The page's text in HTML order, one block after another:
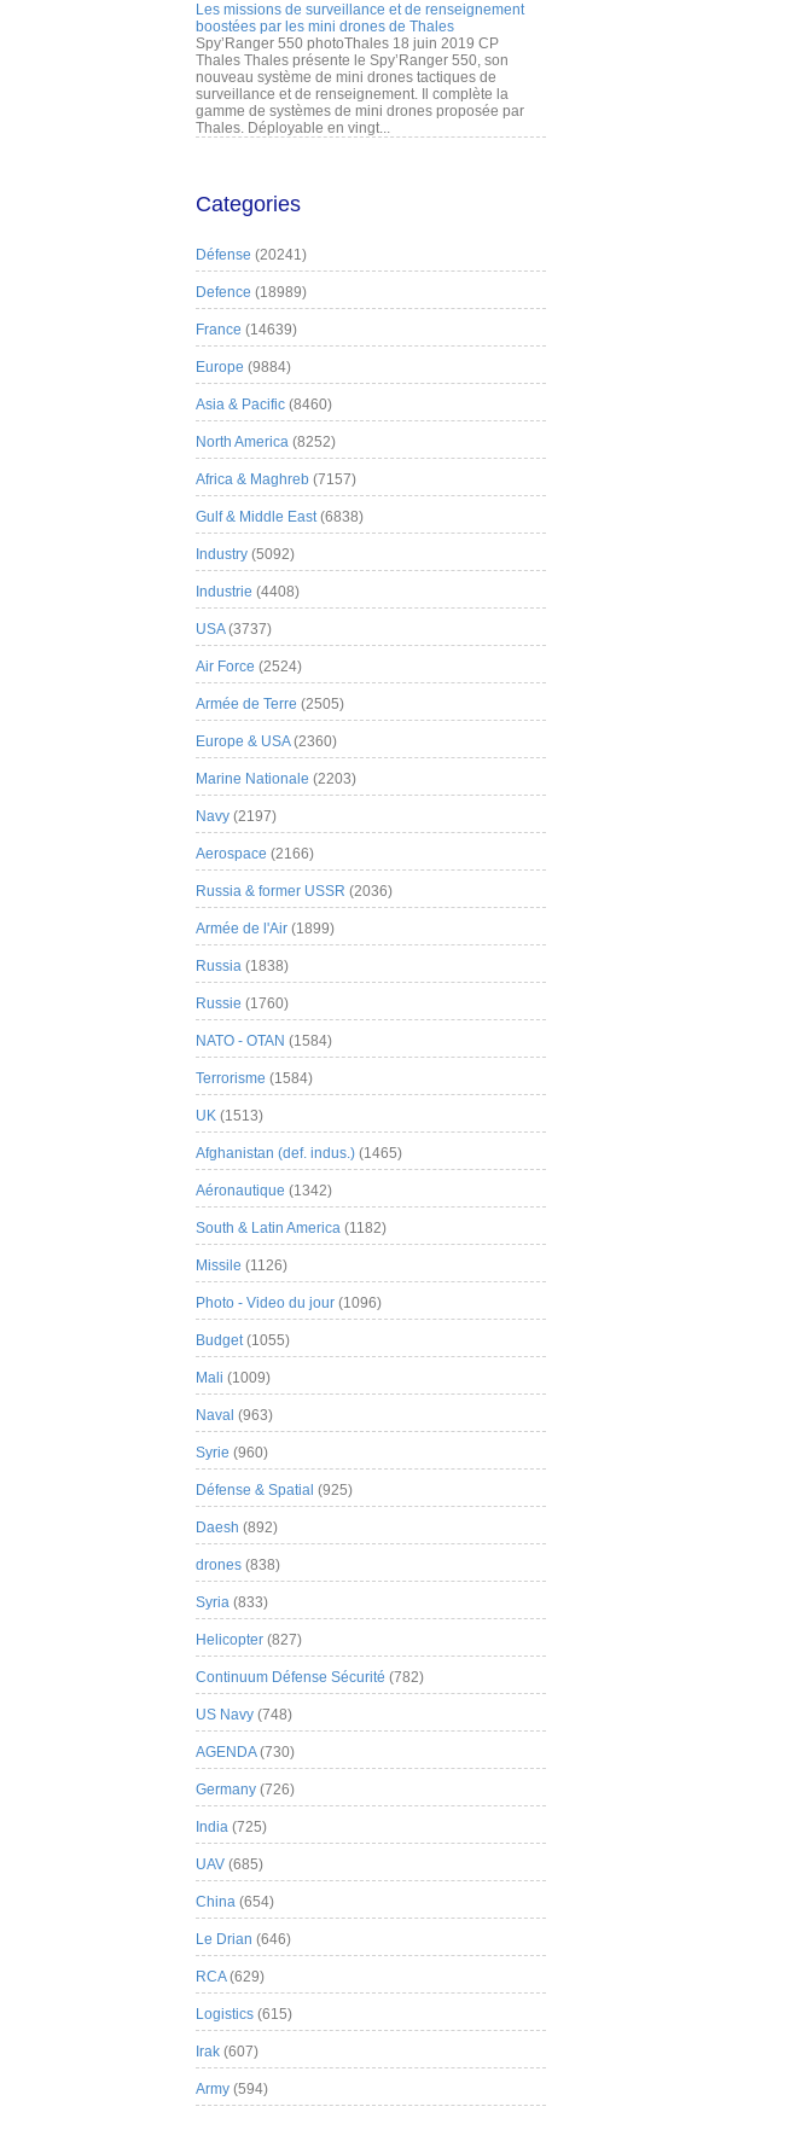
Les missions de surveillance et de renseignement
boostées par les mini drones de Thales
Spy’Ranger 550 photoThales 18 juin 2019 CP
Thales Thales présente le Spy’Ranger 550, son
nouveau système de mini drones tactiques de
surveillance et de renseignement. Il complète la
gamme de systèmes de mini drones proposée par
Thales. Déployable en vingt...
Categories
Défense (20241)
Defence (18989)
France (14639)
Europe (9884)
Asia & Pacific (8460)
North America (8252)
Africa & Maghreb (7157)
Gulf & Middle East(6838)
Industry (5092)
Industrie (4408)
USA(3737)
Air Force (2524)
Armée de Terre (2505)
Europe & USA(2360)
Marine Nationale (2203)
Navy (2197)
Aerospace (2166)
Russia & former USSR (2036)
Armée de l'Air (1899)
Russia (1838)
Russie (1760)
NATO - OTAN (1584)
Terrorisme (1584)
UK (1513)
Afghanistan (def. indus.) (1465)
Aéronautique (1342)
South & Latin America (1182)
Missile (1126)
Photo - Video du jour (1096)
Budget(1055)
Mali (1009)
Naval (963)
Syrie (960)
Défense & Spatial (925)
Daesh (892)
drones (838)
Syria (833)
Helicopter (827)
Continuum Défense Sécurité (782)
US Navy (748)
AGENDA(730)
Germany (726)
India (725)
UAV (685)
China (654)
Le Drian (646)
RCA(629)
Logistics (615)
Irak (607)
Army (594)